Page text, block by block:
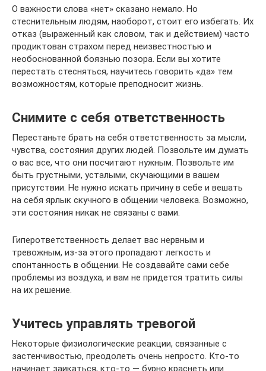
О важности слова «нет» сказано немало. Но
стеснительным людям, наоборот, стоит его избегать. Их
отказ (выраженный как словом, так и действием) часто
продиктован страхом перед неизвестностью и
необоснованной боязнью позора. Если вы хотите
перестать стесняться, научитесь говорить «да» тем
возможностям, которые преподносит жизнь.
Снимите с себя ответственность
Перестаньте брать на себя ответственность за мысли,
чувства, состояния других людей. Позвольте им думать
о вас все, что они посчитают нужным. Позвольте им
быть грустными, усталыми, скучающими в вашем
присутствии. Не нужно искать причину в себе и вешать
на себя ярлык скучного в общении человека. Возможно,
эти состояния никак не связаны с вами.
Гиперответственность делает вас нервным и
тревожным, из-за этого пропадают легкость и
спонтанность в общении. Не создавайте сами себе
проблемы из воздуха, и вам не придется тратить силы
на их решение.
Учитесь управлять тревогой
Некоторые физиологические реакции, связанные с
застенчивостью, преодолеть очень непросто. Кто-то
начинает заикаться, кто-то — бурно краснеть или